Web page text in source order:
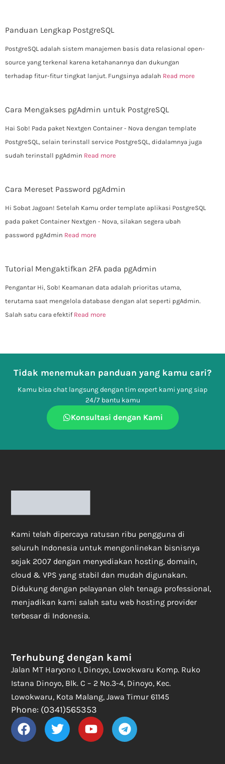
Panduan Lengkap PostgreSQL
PostgreSQL adalah sistem manajemen basis data relasional open-
source yang terkenal karena ketahanannya dan dukungan
terhadap fitur-fitur tingkat lanjut. Fungsinya adalah Read more
Cara Mengakses pgAdmin untuk PostgreSQL
Hai Sob! Pada paket Nextgen Container - Nova dengan template
PostgreSQL, selain terinstall service PostgreSQL, didalamnya juga
sudah terinstall pgAdmin Read more
Cara Mereset Password pgAdmin
Hi Sobat Jagoan! Setelah Kamu order template aplikasi PostgreSQL
pada paket Container Nextgen - Nova, silakan segera ubah
password pgAdmin Read more
Tutorial Mengaktifkan 2FA pada pgAdmin
Pengantar Hi, Sob! Keamanan data adalah prioritas utama,
terutama saat mengelola database dengan alat seperti pgAdmin.
Salah satu cara efektif Read more
Tidak menemukan panduan yang kamu cari?
Kamu bisa chat langsung dengan tim expert kami yang siap
24/7 bantu kamu
Konsultasi dengan Kami
Kami telah dipercaya ratusan ribu pengguna di
seluruh Indonesia untuk mengonlinekan bisnisnya
sejak 2007 dengan menyediakan hosting, domain,
cloud & VPS yang stabil dan mudah digunakan.
Didukung dengan pelayanan oleh tenaga professional,
menjadikan kami salah satu web hosting provider
terbesar di Indonesia.
Terhubung dengan kami
Jalan MT Haryono I, Dinoyo, Lowokwaru Komp. Ruko
Istana Dinoyo, Blk. C – 2 No.3-4, Dinoyo, Kec.
Lowokwaru, Kota Malang, Jawa Timur 61145
Phone: (0341)565353